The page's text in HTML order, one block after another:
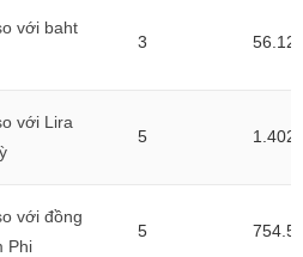
với baht
3 56.12
với Lira
5
với đồng
Phi
5